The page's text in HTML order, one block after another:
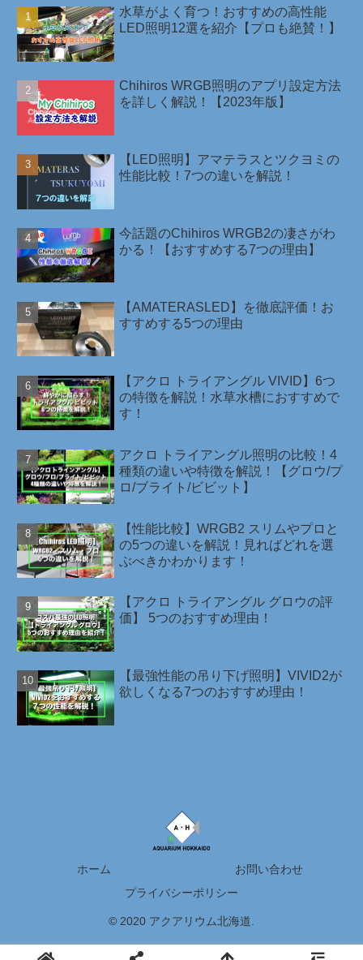
水草がよく育つ！おすすめの高性能
LED照明12選を紹介【プロも絶賛！】
Chihiros WRGB照明のアプリ設定方法
を詳しく解説！【2023年版】
【LED照明】アマテラスとツクヨミの
性能比較！7つの違いを解説！
今話題のChihiros WRGB2の凄さがわ
かる！【おすすめする7つの理由】
【AMATERASLED】を徹底評価！お
すすめする5つの理由
【アクロ トライアングル VIVID】6つ
の特徴を解説！水草水槽におすすめで
す！
アクロ トライアングル照明の比較！4
種類の違いや特徴を解説！【グロウ/プ
ロ/ブライト/ビビット】
【性能比較】WRGB2 スリムやプロと
の5つの違いを解説！見ればどれを選
ぶべきかわかります！
【アクロ トライアングル グロウの評
価】 5つのおすすめ理由！
【最強性能の吊り下げ照明】VIVID2が
欲しくなる7つのおすすめ理由！
ホーム
お問い合わせ
プライバシーポリシー
© 2020 アクアリウム北海道.